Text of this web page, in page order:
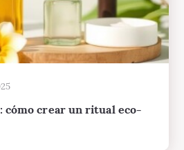
cómo crear un ritual eco-